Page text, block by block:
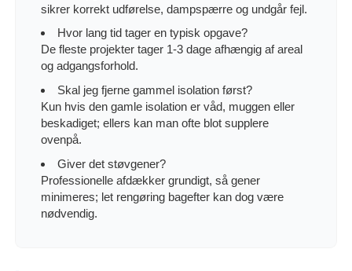
sikrer korrekt udførelse, dampspærre og undgår fejl.
Hvor lang tid tager en typisk opgave?
De fleste projekter tager 1-3 dage afhængig af areal
og adgangsforhold.
Skal jeg fjerne gammel isolation først?
Kun hvis den gamle isolation er våd, muggen eller
beskadiget; ellers kan man ofte blot supplere
ovenpå.
Giver det støvgener?
Professionelle afdækker grundigt, så gener
minimeres; let rengøring bagefter kan dog være
nødvendig.